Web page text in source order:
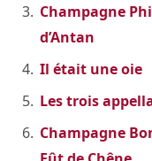
Champagne
d’Antan
Il était une oie
Les trois
Champagne